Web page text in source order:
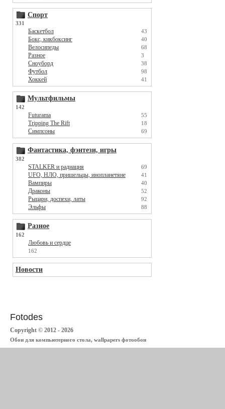
Спорт
331
Баскетбол 43
Бокс, кикбоксинг 40
Велосипеды 68
Разное 3
Сноуборд 38
Футбол 98
Хоккей 41
Мультфильмы
142
Futurama 55
Tripping The Rift 18
Симпсоны 69
Фантастика, фэнтези, игры
382
STALKER и радиация 69
UFO, НЛО, пришельцы, инопланетяне 41
Вампиры 40
Драконы 52
Рыцари, доспехи, латы 92
Эльфы 88
Разное
162
Любовь и сердце
162
Новости
Fotodes
Copyright © 2012 - 2026
Обои для компьютерного стола, wallpapers фотообои